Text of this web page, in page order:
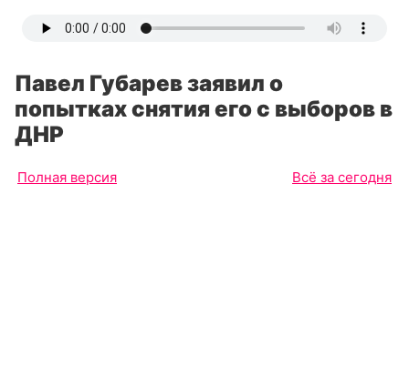
Павел Губарев заявил о
попытках снятия его с выборов в
ДНР
Полная версия Всё за сегодня